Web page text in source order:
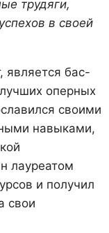
трудяги,
в своей
является бас-
оперных
своими
навыками,
лауреатом
и получил
свои